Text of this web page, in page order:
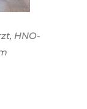
HNO-